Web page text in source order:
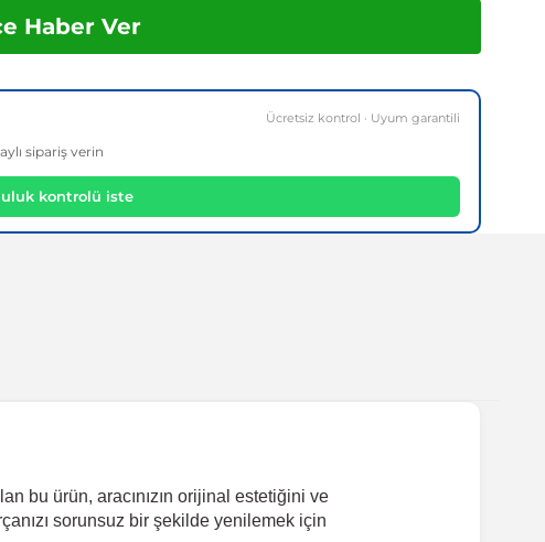
Haber Ver
Ücretsiz kontrol · Uyum garantili
sipariş verin
kontrolü iste
bu ürün, aracınızın orijinal estetiğini ve
sorunsuz bir şekilde yenilemek için